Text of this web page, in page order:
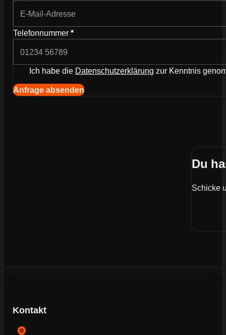
Telefonnummer *
Ich habe die Datenschutzerklärung zur Kenntnis
Navigation (Kopie) (Kopieren) (Kopieren)
Anfrage absenden
Du
Schicke
Kontakt